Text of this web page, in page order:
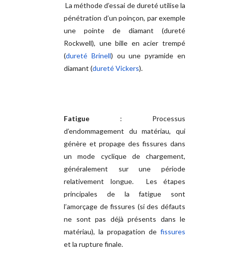
La méthode d’essai de dureté utilise la
pénétration d’un poinçon, par exemple
une pointe de diamant (dureté
Rockwell), une bille en acier trempé
(dureté Brinell) ou une pyramide en
diamant (dureté Vickers).
Fatigue : Processus
d’endommagement du matériau, qui
génère et propage des fissures dans
un mode cyclique de chargement,
généralement sur une période
relativement longue. Les étapes
principales de la fatigue sont
l’amorçage de fissures (si des défauts
ne sont pas déjà présents dans le
matériau), la propagation de fissures
et la rupture finale.